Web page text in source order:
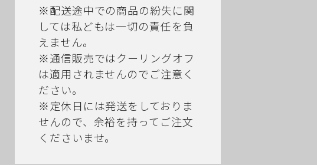
※配送途中での商品の紛失に関
しては私どもは一切の責任を負
えません。
※通信販売ではクーリングオフ
は適用されませんのでご注意く
ださい。
※定休日には発送をしておりま
せんので、余裕を持ってご注文
くださいませ。